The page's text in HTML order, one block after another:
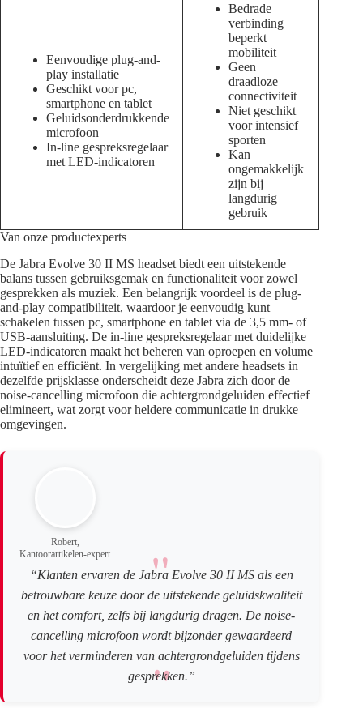
Eenvoudige plug-and-
play installatie
Geschikt voor pc,
smartphone en tablet
Geluidsonderdrukkende
microfoon
In-line gespreksregelaar
met LED-indicatoren
Bedrade
verbinding
beperkt
mobiliteit
Geen
draadloze
connectiviteit
Niet geschikt
voor intensief
sporten
Kan
ongemakkelijk
zijn bij
langdurig
gebruik
Van onze productexperts
De Jabra Evolve 30 II MS headset biedt een uitstekende
balans tussen gebruiksgemak en functionaliteit voor zowel
gesprekken als muziek. Een belangrijk voordeel is de plug-
and-play compatibiliteit, waardoor je eenvoudig kunt
schakelen tussen pc, smartphone en tablet via de 3,5 mm- of
USB-aansluiting. De in-line gespreksregelaar met duidelijke
LED-indicatoren maakt het beheren van oproepen en volume
intuïtief en efficiënt. In vergelijking met andere headsets in
dezelfde prijsklasse onderscheidt deze Jabra zich door de
noise-cancelling microfoon die achtergrondgeluiden effectief
elimineert, wat zorgt voor heldere communicatie in drukke
omgevingen.
Robert,
Kantoorartikelen-expert
“Klanten ervaren de Jabra Evolve 30 II MS als een
betrouwbare keuze door de uitstekende geluidskwaliteit
en het comfort, zelfs bij langdurig dragen. De noise-
cancelling microfoon wordt bijzonder gewaardeerd
voor het verminderen van achtergrondgeluiden tijdens
gesprekken.”